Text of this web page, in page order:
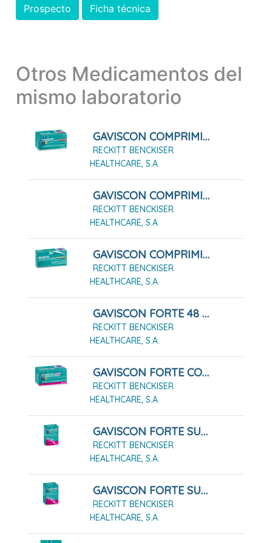
Prospecto Ficha técnica
Otros Medicamentos del
mismo laboratorio
GAVISCON COMPRIMIDOS MASTICABLES SABOR FRESA, 24 Comprimidos
RECKITT BENCKISER
HEALTHCARE, S.A.
GAVISCON COMPRIMIDOS MASTICABLES SABOR FRESA, 48 Comprimidos
RECKITT BENCKISER
HEALTHCARE, S.A.
GAVISCON COMPRIMIDOS MASTICABLES SABOR MENTA, 24 Comprimidos Masticables
RECKITT BENCKISER
HEALTHCARE, S.A.
GAVISCON FORTE 48 COMPRIMIDOS MASTICABLES
RECKITT BENCKISER
HEALTHCARE, S.A.
GAVISCON FORTE COMPRIMIDOS MASTICABLES,24 Comprimidos
RECKITT BENCKISER
HEALTHCARE, S.A.
GAVISCON FORTE SUSPENSIÓN ORAL 12 SOBRES
RECKITT BENCKISER
HEALTHCARE, S.A.
GAVISCON FORTE SUSPENSION ORAL 24 SOBRES
RECKITT BENCKISER
HEALTHCARE, S.A.